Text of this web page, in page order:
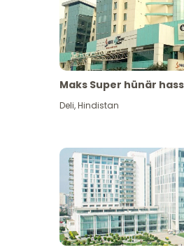
Maks Super hünär
Deli,Hindistan